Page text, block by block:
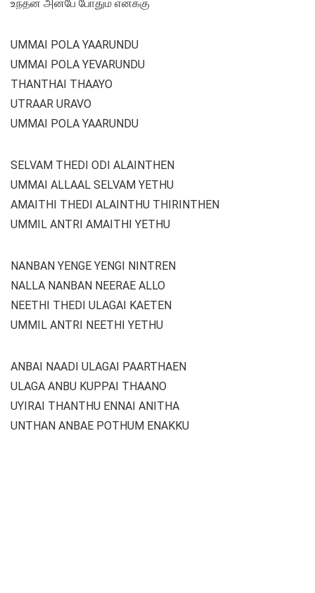
உந்தன் அன்பே போதும் எனக்கு
UMMAI POLA YAARUNDU
UMMAI POLA YEVARUNDU
THANTHAI THAAYO
UTRAAR URAVO
UMMAI POLA YAARUNDU
SELVAM THEDI ODI ALAINTHEN
UMMAI ALLAAL SELVAM YETHU
AMAITHI THEDI ALAINTHU THIRINTHEN
UMMIL ANTRI AMAITHI YETHU
NANBAN YENGE YENGI NINTREN
NALLA NANBAN NEERAE ALLO
NEETHI THEDI ULAGAI KAETEN
UMMIL ANTRI NEETHI YETHU
ANBAI NAADI ULAGAI PAARTHAEN
ULAGA ANBU KUPPAI THAANO
UYIRAI THANTHU ENNAI ANITHA
UNTHAN ANBAE POTHUM ENAKKU